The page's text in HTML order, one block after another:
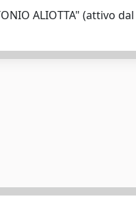
ALIOTTA" (attivo